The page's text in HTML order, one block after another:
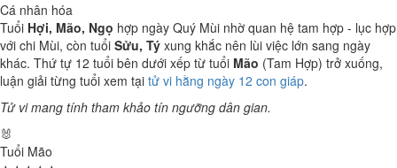
Cá nhân hóa
Tuổi Hợi, Mão, Ngọ hợp ngày Quý Mùi nhờ quan hệ tam hợp - lục hợp
với chi Mùi, còn tuổi Sửu, Tý xung khắc nên lùi việc lớn sang ngày
khác. Thứ tự 12 tuổi bên dưới xếp từ tuổi Mão (Tam Hợp) trở xuống,
luận giải từng tuổi xem tại tử vi hằng ngày 12 con giáp.
Tử vi mang tính tham khảo tín ngưỡng dân gian.
🐰
Tuổi Mão